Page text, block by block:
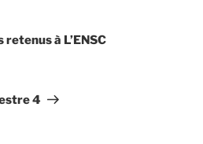
à L’ENSC
4